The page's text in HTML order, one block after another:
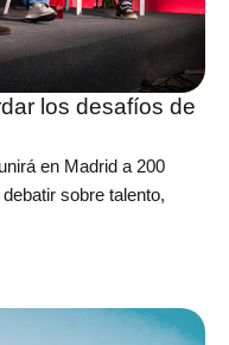
los desafíos de
en Madrid a 200
sobre talento,